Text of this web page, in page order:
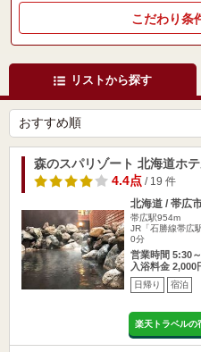
こだわり条
リストから探す
森のスパリゾート 北海道ホ
4.4点/ 19 件
北海道 / 帯広
帯広駅954m
JR「石勝線帯広
0分
営業時間 5:30
入浴料金 2,000
日帰り 宿泊
楽天トラベルの